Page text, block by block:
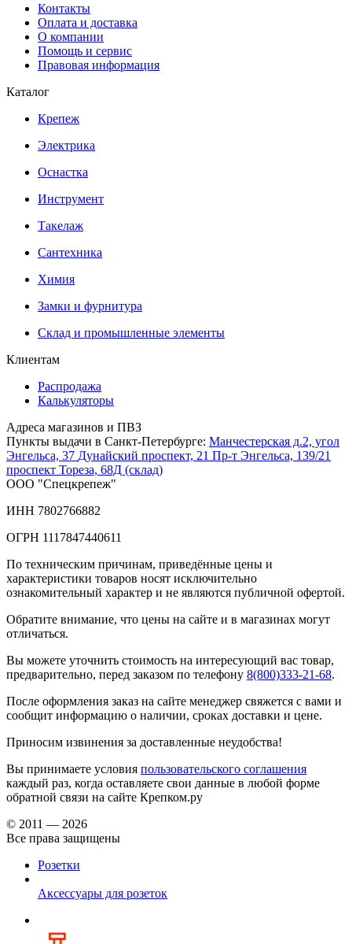
Контакты
Оплата и доставка
О компании
Помощь и сервис
Правовая информация
Каталог
Крепеж
Электрика
Оснастка
Инструмент
Такелаж
Сантехника
Химия
Замки и фурнитура
Склад и промышленные элементы
Клиентам
Распродажа
Калькуляторы
Адреса магазинов и ПВЗ
Пункты выдачи в Санкт-Петербурге: Манчестерская д.2, угол
Энгельса, 37 Дунайский проспект, 21 Пр-т Энгельса, 139/21
проспект Тореза, 68Д (склад)
ООО "Спецкрепеж"
ИНН 7802766882
ОГРН 1117847440611
По техническим причинам, приведённые цены и
характеристики товаров носят исключительно
ознакомительный характер и не являются публичной офертой.
Обратите внимание, что цены на сайте и в магазинах могут
отличаться.
Вы можете уточнить стоимость на интересующий вас товар,
предварительно, перед заказом по телефону 8(800)333-21-68.
После оформления заказ на сайте менеджер свяжется с вами и
сообщит информацию о наличии, сроках доставки и цене.
Приносим извинения за доставленные неудобства!
Вы принимаете условия пользовательского соглашения
каждый раз, когда оставляете свои данные в любой форме
обратной связи на сайте Крепком.ру
© 2011 — 2026
Все права защищены
Розетки
Аксессуары для розеток